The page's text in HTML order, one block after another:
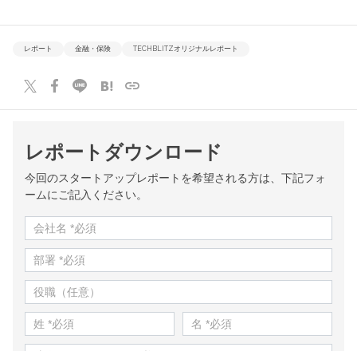
レポート 金融・保険 TECHBLITZオリジナルレポート